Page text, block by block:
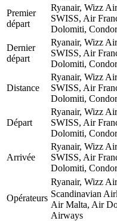
Premier
départ
Ryanair, Wizz
SWISS, Air
Dolomiti,
Dernier
départ
Ryanair, Wizz
SWISS, Air
Dolomiti,
Distance
Ryanair, Wizz
SWISS, Air
Dolomiti,
Départ
Ryanair, Wizz
SWISS, Air
Dolomiti,
Arrivée
Ryanair, Wizz
SWISS, Air
Dolomiti,
Opérateurs
Ryanair, Wizz Air
Scandinavian
Air Malta, Air
Airways